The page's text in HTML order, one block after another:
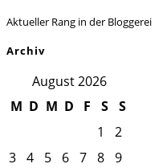
Aktueller Rang in der Bloggerei
Archiv
August 2026
M D M D F S
S
1
2
3 4 5 6 7 8 9